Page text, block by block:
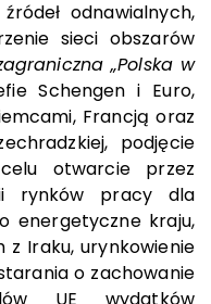
odnawialnych,
sieci obszarów
„Polska w
Schengen i Euro,
Francją oraz
podjęcie
otwarcie przez
rynków pracy dla
energetyczne kraju,
z Iraku, urynkowienie
o zachowanie
UE wydatków